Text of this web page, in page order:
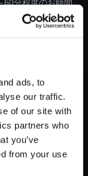
ads, to
our traffic.
of our site with
partners who
you’ve
from your use
60分程度のお時間
際には、通信環境
ファイター
：”MIX チ
ット（Aureol